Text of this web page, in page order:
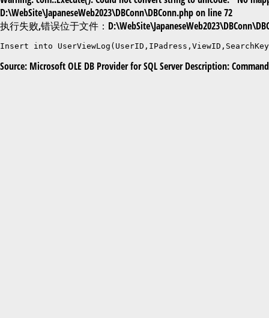
D:\WebSite\JapaneseWeb2023\DBConn\DBConn.php on line 72
执行失败,错误位于文件：
Insert into
Source: Microsoft OLE DB Provider for SQL Server Description: